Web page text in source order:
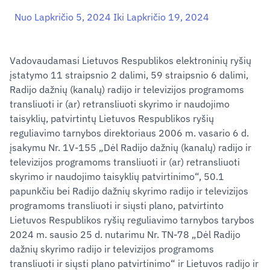
Nuo Lapkričio 5, 2024 Iki Lapkričio 19, 2024
Vadovaudamasi Lietuvos Respublikos elektroninių ryšių
įstatymo 11 straipsnio 2 dalimi, 59 straipsnio 6 dalimi,
Radijo dažnių (kanalų) radijo ir televizijos programoms
transliuoti ir (ar) retransliuoti skyrimo ir naudojimo
taisyklių, patvirtintų Lietuvos Respublikos ryšių
reguliavimo tarnybos direktoriaus 2006 m. vasario 6 d.
įsakymu Nr. 1V-155 „Dėl Radijo dažnių (kanalų) radijo ir
televizijos programoms transliuoti ir (ar) retransliuoti
skyrimo ir naudojimo taisyklių patvirtinimo“, 50.1
papunkčiu bei Radijo dažnių skyrimo radijo ir televizijos
programoms transliuoti ir siųsti plano, patvirtinto
Lietuvos Respublikos ryšių reguliavimo tarnybos tarybos
2024 m. sausio 25 d. nutarimu Nr. TN-78 „Dėl Radijo
dažnių skyrimo radijo ir televizijos programoms
transliuoti ir siųsti plano patvirtinimo“ ir Lietuvos radijo ir